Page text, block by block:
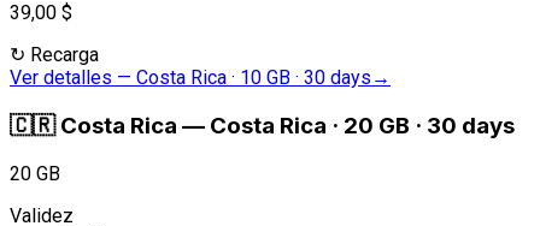
39,00 $
↻ Recarga
Ver detalles — Costa Rica · 10 GB · 30 days →
🇨🇷 Costa Rica — Costa Rica · 20 GB · 30 days
20 GB
Validez